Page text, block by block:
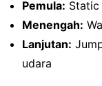
Pemula: Static
Menengah:
Lanjutan:
udara